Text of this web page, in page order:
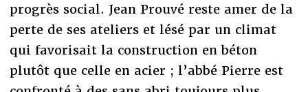
progrès social. Jean Prouvé reste amer de la
perte de ses ateliers et lésé par un climat
qui favorisait la construction en béton
plutôt que celle en acier ; l’abbé Pierre est